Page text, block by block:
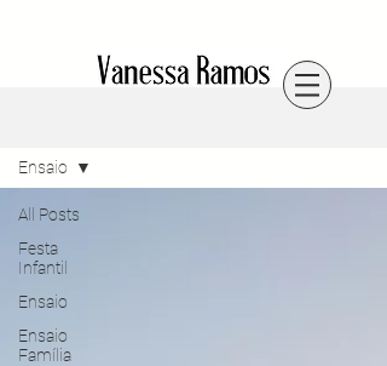
All Posts
Festa
Infantil
Ensaio
Ensaio
Família
Ensaio